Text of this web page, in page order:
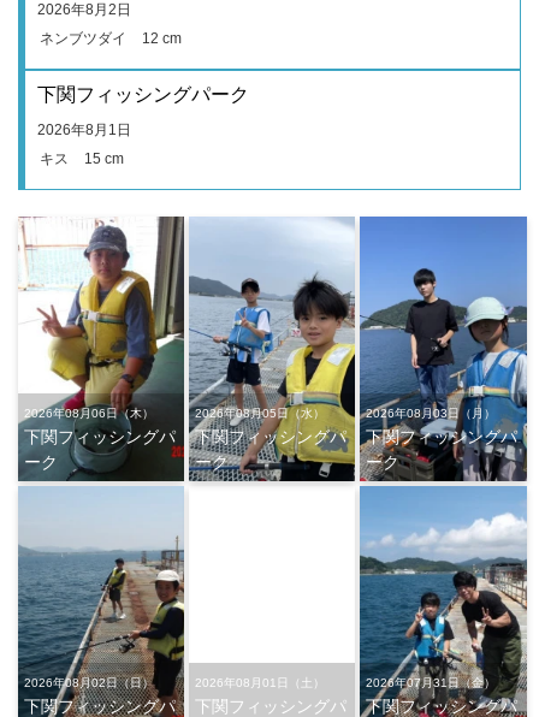
2026年8月2日
ネンブツダイ
12 cm
下関フィッシングパーク
2026年8月1日
キス
15 cm
2026年08月06日（木）
下関フィッシングパ
ーク
2026年08月05日（水）
下関フィッシングパ
ーク
2026年08月03日（月）
下関フィッシングパ
ーク
2026年08月02日（日）
下関フィッシングパ
2026年08月01日（土）
下関フィッシングパ
2026年07月31日（金）
下関フィッシングパ